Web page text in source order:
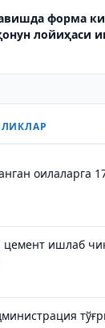
форма
лойиҳаси
оилаларга
цемент ишлаб